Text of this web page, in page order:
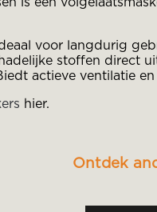
voor langdurig
stoffen direct
actieve ventilatie
hier.
Ontdek